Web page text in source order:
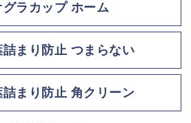
グラカップ ホーム
詰まり防止 つまらない
詰まり防止 角クリーン